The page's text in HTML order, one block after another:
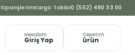
SiparişlerimKargo Takibi0 (552) 490 33 00
Hesabım
Giriş Yap
Sepetim
ürün